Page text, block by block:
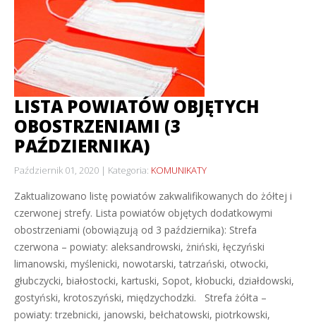
LISTA POWIATÓW OBJĘTYCH
OBOSTRZENIAMI (3
PAŹDZIERNIKA)
Październik 01, 2020 Kategoria: KOMUNIKATY
Zaktualizowano listę powiatów zakwalifikowanych do żółtej i
czerwonej strefy. Lista powiatów objętych dodatkowymi
obostrzeniami (obowiązują od 3 października): Strefa
czerwona – powiaty: aleksandrowski, żniński, łęczyński
limanowski, myślenicki, nowotarski, tatrzański, otwocki,
głubczycki, białostocki, kartuski, Sopot, kłobucki, działdowski,
gostyński, krotoszyński, międzychodzki. Strefa żółta –
powiaty: trzebnicki, janowski, bełchatowski, piotrkowski,